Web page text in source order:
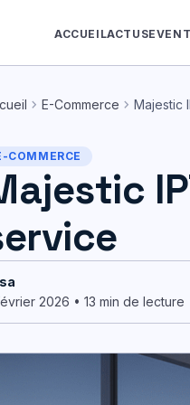
ACCUEILACTUSEVENT
chevron_right E-Commerce chevron_right Majestic
COMMERCE
2026 • 13 min de lecture